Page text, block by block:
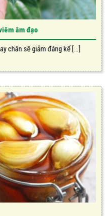
âm đạo
chân sẽ giảm đáng kể [...]